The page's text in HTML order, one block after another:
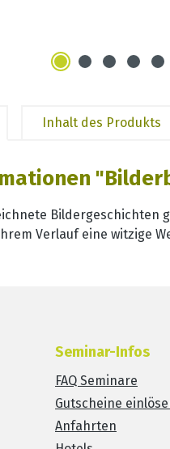
Inhalt des Produkts
Bildergeschichten
Verlauf eine witzige
Seminar-Infos
FAQ Seminare
Gutscheine
Anfahrten